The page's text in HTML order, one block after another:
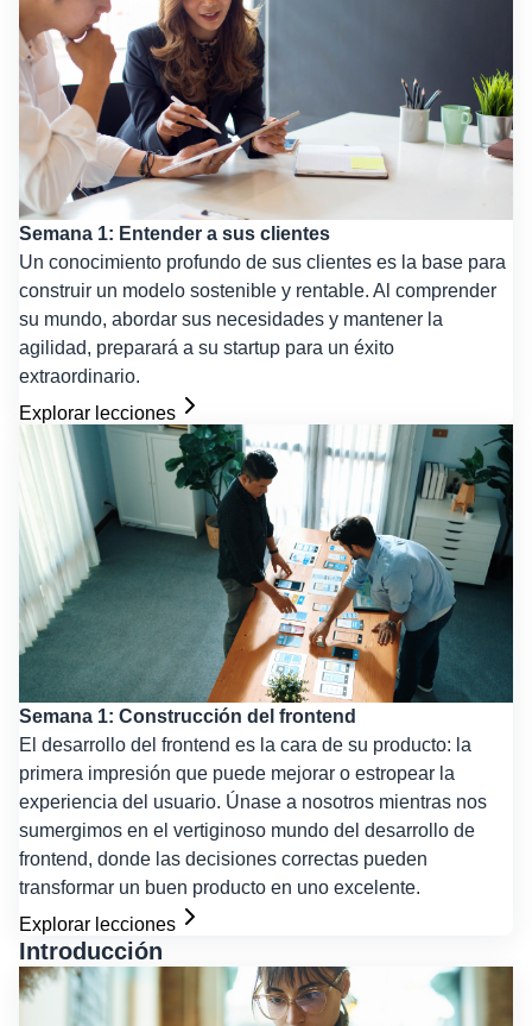
Semana 1: Entender a sus clientes
Un conocimiento profundo de sus clientes es la base para
construir un modelo sostenible y rentable. Al comprender
su mundo, abordar sus necesidades y mantener la
agilidad, preparará a su startup para un éxito
extraordinario.
Explorar lecciones
Semana 1: Construcción del frontend
El desarrollo del frontend es la cara de su producto: la
primera impresión que puede mejorar o estropear la
experiencia del usuario. Únase a nosotros mientras nos
sumergimos en el vertiginoso mundo del desarrollo de
frontend, donde las decisiones correctas pueden
transformar un buen producto en uno excelente.
Explorar lecciones
Introducción